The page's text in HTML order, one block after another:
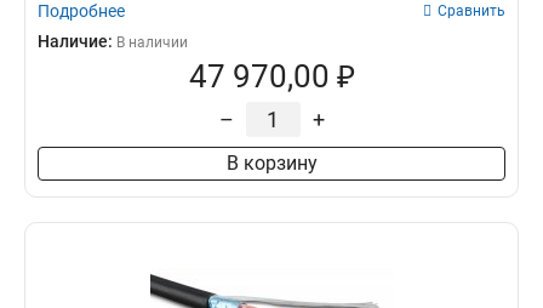
Подробнее Сравнить
Наличие: В наличии
47 970,00 ₽
– +
В корзину